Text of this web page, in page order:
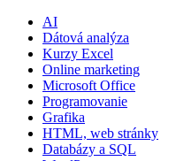
AI
Dátová analýza
Kurzy Excel
Online marketing
Microsoft Office
Programovanie
Grafika
HTML, web stránky
Databázy a SQL